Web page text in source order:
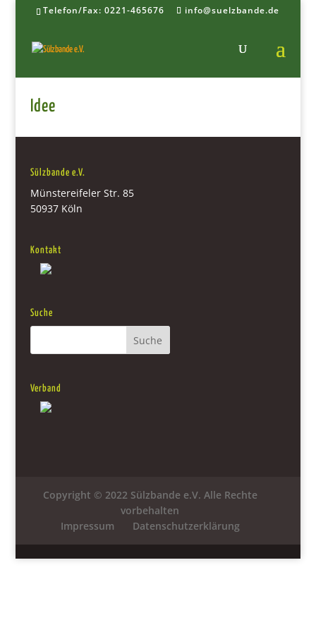
Telefon/Fax: 0221-465676 info@suelzbande.de
Idee
Sülzbande e.V.
Münstereifeler Str. 85
50937 Köln
Kontakt
Suche
Verband
Copyright © 2022 Sülzbande e.V. Alle Rechte
vorbehalten
Impressum
Datenschutzerklärung